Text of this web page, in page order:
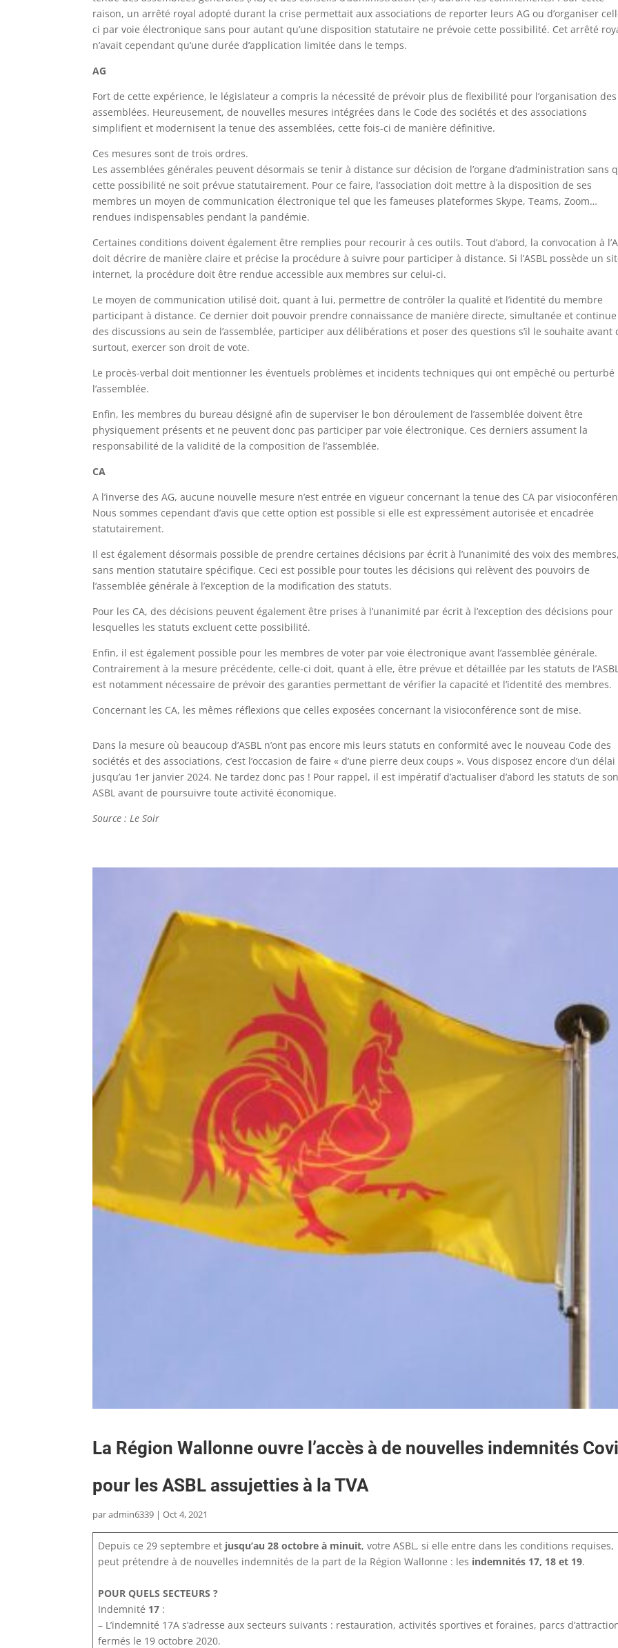
raison, un arrêté royal adopté durant la crise permettait aux associations de reporter leurs AG ou d’organiser
ci par voie électronique sans pour autant qu’une disposition statutaire ne prévoie cette possibilité. Cet arrêté
n’avait cependant qu’une durée d’application limitée dans le temps.
AG
Fort de cette expérience, le législateur a compris la nécessité de prévoir plus de flexibilité pour l’organisation des
assemblées. Heureusement, de nouvelles mesures intégrées dans le Code des sociétés et des associations
simplifient et modernisent la tenue des assemblées, cette fois-ci de manière définitive.
Ces mesures sont de trois ordres.
Les assemblées générales peuvent désormais se tenir à distance sur décision de l’organe d’administration sans
cette possibilité ne soit prévue statutairement. Pour ce faire, l’association doit mettre à la disposition de ses
membres un moyen de communication électronique tel que les fameuses plateformes Skype, Teams, Zoom…
rendues indispensables pendant la pandémie.
Certaines conditions doivent également être remplies pour recourir à ces outils. Tout d’abord, la convocation à
doit décrire de manière claire et précise la procédure à suivre pour participer à distance. Si l’ASBL possède un
internet, la procédure doit être rendue accessible aux membres sur celui-ci.
Le moyen de communication utilisé doit, quant à lui, permettre de contrôler la qualité et l’identité du membre
participant à distance. Ce dernier doit pouvoir prendre connaissance de manière directe, simultanée et continue
des discussions au sein de l’assemblée, participer aux délibérations et poser des questions s’il le souhaite avant
surtout, exercer son droit de vote.
Le procès-verbal doit mentionner les éventuels problèmes et incidents techniques qui ont empêché ou perturbé
l’assemblée.
Enfin, les membres du bureau désigné afin de superviser le bon déroulement de l’assemblée doivent être
physiquement présents et ne peuvent donc pas participer par voie électronique. Ces derniers assument la
responsabilité de la validité de la composition de l’assemblée.
CA
A l’inverse des AG, aucune nouvelle mesure n’est entrée en vigueur concernant la tenue des CA par
Nous sommes cependant d’avis que cette option est possible si elle est expressément autorisée et encadrée
statutairement.
Il est également désormais possible de prendre certaines décisions par écrit à l’unanimité des voix des
sans mention statutaire spécifique. Ceci est possible pour toutes les décisions qui relèvent des pouvoirs de
l’assemblée générale à l’exception de la modification des statuts.
Pour les CA, des décisions peuvent également être prises à l’unanimité par écrit à l’exception des décisions pour
lesquelles les statuts excluent cette possibilité.
Enfin, il est également possible pour les membres de voter par voie électronique avant l’assemblée générale.
Contrairement à la mesure précédente, celle-ci doit, quant à elle, être prévue et détaillée par les statuts de
est notamment nécessaire de prévoir des garanties permettant de vérifier la capacité et l’identité des membres.
Concernant les CA, les mêmes réflexions que celles exposées concernant la visioconférence sont de mise.
Dans la mesure où beaucoup d’ASBL n’ont pas encore mis leurs statuts en conformité avec le nouveau Code des
sociétés et des associations, c’est l’occasion de faire « d’une pierre deux coups ». Vous disposez encore d’un délai
jusqu’au 1er janvier 2024. Ne tardez donc pas ! Pour rappel, il est impératif d’actualiser d’abord les statuts de
ASBL avant de poursuivre toute activité économique.
Source : Le Soir
La Région Wallonne ouvre l’accès à de nouvelles indemnités
pour les ASBL assujetties à la TVA
paradmin6339 |Oct 4, 2021
Depuis ce 29 septembre et jusqu’au 28 octobre à minuit, votre ASBL, si elle entre dans les conditions requises,
peut prétendre à de nouvelles indemnités de la part de la Région Wallonne : les indemnités 17, 18 et 19.
POUR QUELS SECTEURS ?
Indemnité 17 :
– L’indemnité 17A s’adresse aux secteurs suivants : restauration, activités sportives et foraines, parcs
fermés le 19 octobre 2020.